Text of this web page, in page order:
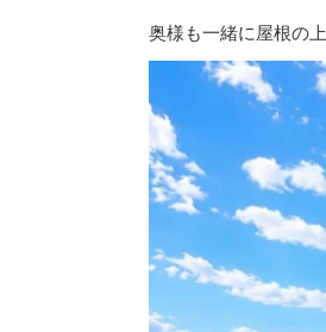
奥様も一緒に屋根の